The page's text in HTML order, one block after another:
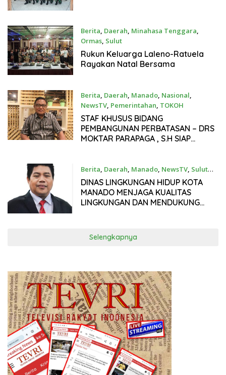
Berita, Daerah, Minahasa Tenggara,
Ormas, Sulut
Januari 1, 2026
Rukun Keluarga Laleno-Ratuela
Rayakan Natal Bersama
Berita, Daerah, Manado, Nasional,
NewsTV, Pemerintahan, TOKOH
Januari 1, 2026
STAF KHUSUS BIDANG
PEMBANGUNAN PERBATASAN – DRS
MOKTAR PARAPAGA , S.H SIAP
BAGI MASYARAKAT
Berita, Daerah, Manado, NewsTV, Sulut
Desember 31, 2025
DINAS LINGKUNGAN HIDUP KOTA
MANADO MENJAGA KUALITAS
LINGKUNGAN DAN MENDUKUNG
PENANGANAN PADA TAHUN 2025
Selengkapnya